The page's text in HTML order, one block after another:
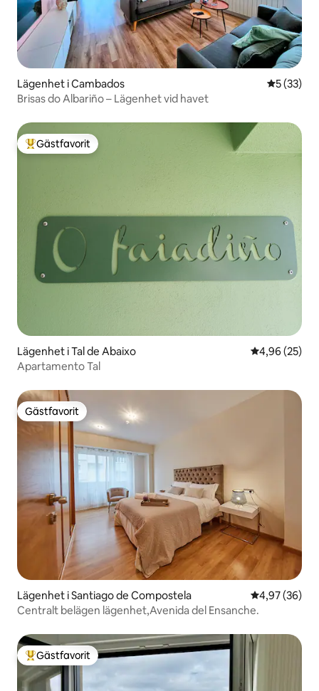
Lägenhet i Cambados 5 av 5 i
5 (33)
Brisas do Albariño – Lägenhet vid havet
Populär gästfavorit
Gästfavorit
Lägenhet i Tal de Abaixo 4,96 av 5 i
4,96 (25)
Apartamento Tal
Gästfavorit
Gästfavorit
Lägenhet i Santiago de Compostela 4,97 av 5 i
4,97 (36)
Centralt belägen lägenhet,Avenida del Ensanche.
Populär gästfavorit
Gästfavorit